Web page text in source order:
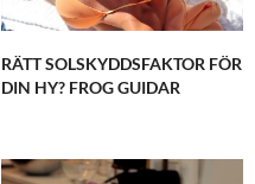
RÄTT SOLSKYDDSFAKTOR FÖR
DIN HY? FROG GUIDAR